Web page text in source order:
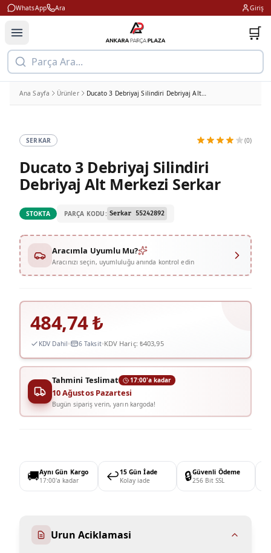
WhatsApp Ara Giriş
🛒
Parça Ara...
Ana Sayfa Ürünler Ducato 3 Debriyaj Silindiri Debriyaj Alt Merkezi Serkar
SERKAR (0)
Ducato 3 Debriyaj Silindiri
Debriyaj Alt Merkezi Serkar
STOKTA PARÇA KODU: Serkar 55242892
Aracımla Uyumlu Mu?
Aracınızı seçin, uyumluluğu anında kontrol edin
484,74₺
KDV Dahil 6 Taksit KDV Hariç: ₺403,95
Tahmini Teslimat 17:00'a kadar
10 Ağustos Pazartesi
Bugün sipariş verin, yarın kargoda!
🚚Aynı Gün Kargo
17:00'a kadar
↩️15 Gün İade
Kolay iade
🔒Güvenli Ödeme
256 Bit SSL
Urun Aciklamasi